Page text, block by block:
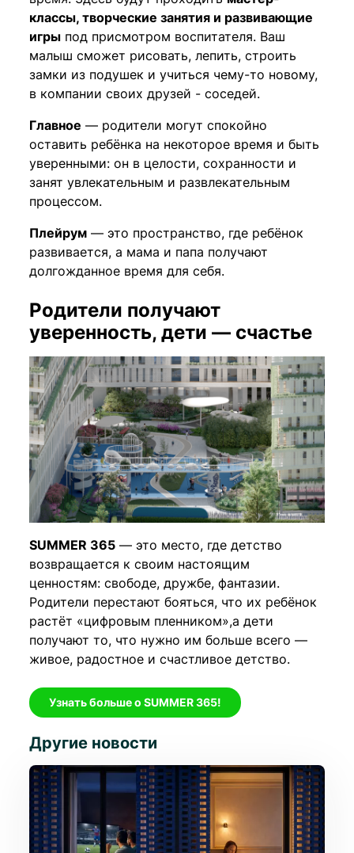
классы, творческие занятия и развивающие
игры под присмотром воспитателя. Ваш
малыш сможет рисовать, лепить, строить
замки из подушек и учиться чему-то новому,
в компании своих друзей - соседей.
Главное — родители могут спокойно
оставить ребёнка на некоторое время и быть
уверенными: он в целости, сохранности и
занят увлекательным и развлекательным
процессом.
Плейрум — это пространство, где ребёнок
развивается, а мама и папа получают
долгожданное время для себя.
Родители получают
уверенность, дети — счастье
SUMMER 365 — это место, где детство
возвращается к своим настоящим
ценностям: свободе, дружбе, фантазии.
Родители перестают бояться, что их ребёнок
растёт «цифровым пленником»,а дети
получают то, что нужно им больше всего —
живое, радостное и счастливое детство.
Узнать больше о SUMMER 365!
Другие новости